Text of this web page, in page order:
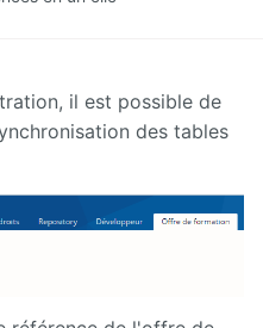
il est possible de
des tables